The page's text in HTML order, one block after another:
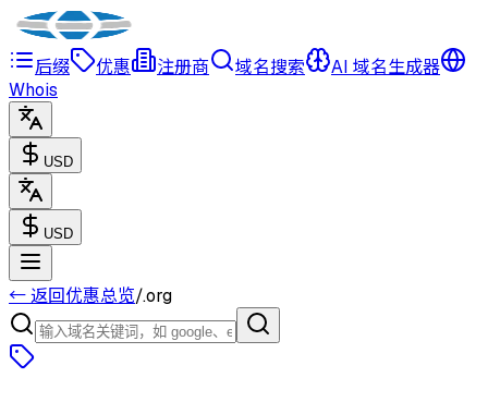
后缀 优惠 注册商 域名搜索
AI 域名生成器
Whois
USD
USD
← 返回优惠总览/.org